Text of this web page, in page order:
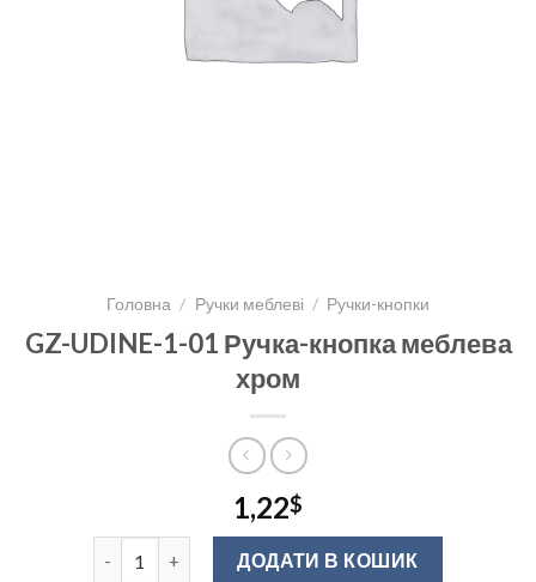
Головна / Ручки меблеві / Ручки-кнопки
GZ-UDINE-1-01 Ручка-кнопка меблева
хром
1,22$
GZ-UDINE-1-01 Ручка-кнопка меблева хром
ДОДАТИ В КОШИК